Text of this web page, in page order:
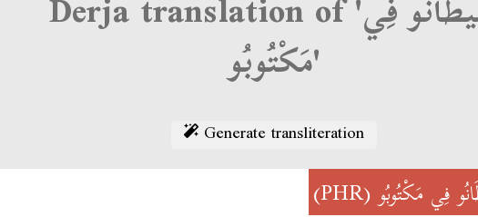
مَكْتُوبُو'
Generate transliteration
فِي مَكْتُوبُو(PHR)